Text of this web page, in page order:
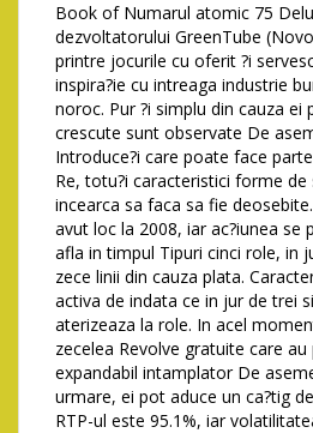
Book of Numarul atomic 75
dezvoltatorului GreenTube
printre jocurile cu oferit ?i
inspira?ie cu intreaga industrie
noroc. Pur ?i simplu din cauza ei
crescute sunt observate De
Introduce?i care poate face
Re, totu?i caracteristici forme de
incearca sa faca sa fie
avut loc la 2008, iar ac?iunea se
afla in timpul Tipuri cinci role, in
zece linii din cauza plata.
activa de indata ce in jur de trei
aterizeaza la role. In acel
zecelea Revolve gratuite care
expandabil intamplator De
urmare, ei pot aduce un ca?tig
RTP-ul este 95.1%, iar